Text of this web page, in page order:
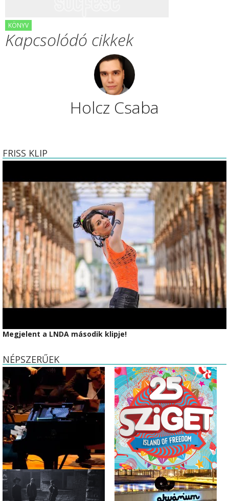
KÖNYV
Kapcsolódó cikkek
Holcz Csaba
FRISS KLIP
Megjelent a LNDA második klipje!
NÉPSZERŰEK